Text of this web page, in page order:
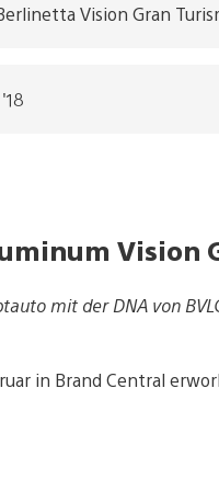
Vision Gran
Vision
mit der DNA von
in Brand Central